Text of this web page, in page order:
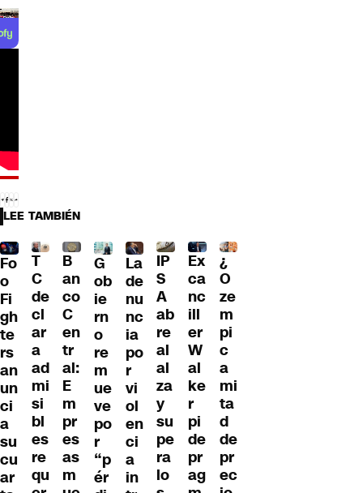
LEE TAMBIÉN
Fo
o
Fi
gh
te
rs
an
un
ci
a
su
cu
ar
T
C
de
cl
ar
a
ad
mi
si
bl
es
re
qu
B
an
co
C
en
tr
al:
E
m
pr
es
as
m
G
ob
ie
rn
o
re
m
ue
ve
po
r
“p
ér
La
de
nu
nc
ia
po
r
vi
ol
en
ci
a
in
IP
S
A
ab
re
al
al
za
y
su
pe
ra
lo
Ex
ca
nc
ill
er
W
al
ke
r
pi
de
pr
ag
¿
O
ze
m
pi
c
a
mi
ta
d
de
pr
ec